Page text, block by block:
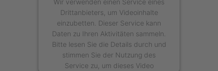
Drittanbieters, um Videoinhalte
einzubetten. Dieser Service kann
Daten zu Ihren Aktivitäten sammeln.
Bitte lesen Sie die Details durch und
stimmen Sie der Nutzung des
Service zu, um dieses Video